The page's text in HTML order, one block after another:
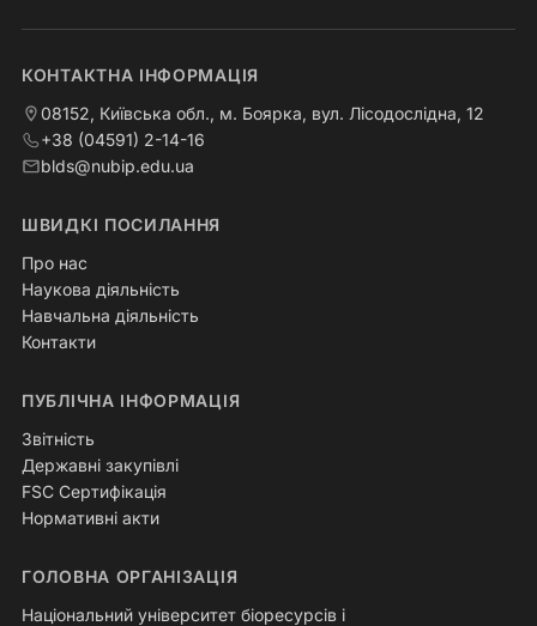
КОНТАКТНА ІНФОРМАЦІЯ
08152, Київська обл., м. Боярка, вул. Лісодослідна, 12
+38 (04591) 2-14-16
blds@nubip.edu.ua
ШВИДКІ ПОСИЛАННЯ
Про нас
Наукова діяльність
Навчальна діяльність
Контакти
ПУБЛІЧНА ІНФОРМАЦІЯ
Звітність
Державні закупівлі
FSC Сертифікація
Нормативні акти
ГОЛОВНА ОРГАНІЗАЦІЯ
Національний університет біоресурсів і